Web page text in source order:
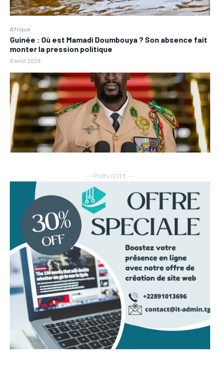
Afrique
Guinée : Où est Mamadi Doumbouya ? Son absence fait
monter la pression politique
6 août 2026
― PUBLICITE ―